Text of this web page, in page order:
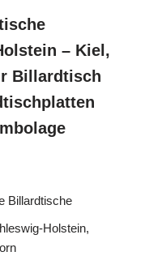
– Kiel,
Billardtisch
Billardtische
Holstein,